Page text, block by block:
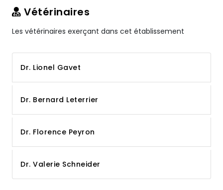
Vétérinaires
Les vétérinaires exerçant dans cet établissement
Dr. Lionel Gavet
Dr. Bernard Leterrier
Dr. Florence Peyron
Dr. Valerie Schneider